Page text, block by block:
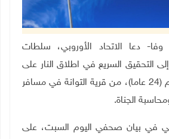
بروكسل 2-1-2021 وفا- دعا الاتحاد الأوروبي، سلطات
إلى التحقيق السريع في اطلاق النار على
الشاب هارون أبو عرام (24 عاما)، من قرية التوانة في مسافر
الجناة.
في بيان صحفي اليوم السبت، على